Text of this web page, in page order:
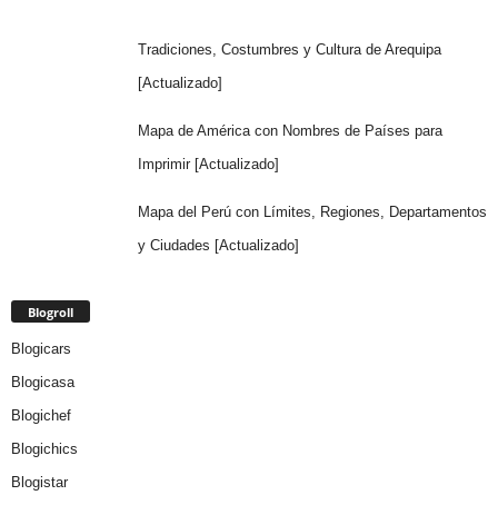
Tradiciones, Costumbres y Cultura de Arequipa
[Actualizado]
Mapa de América con Nombres de Países para
Imprimir [Actualizado]
Mapa del Perú con Límites, Regiones, Departamentos
y Ciudades [Actualizado]
Blogroll
Blogicars
Blogicasa
Blogichef
Blogichics
Blogistar